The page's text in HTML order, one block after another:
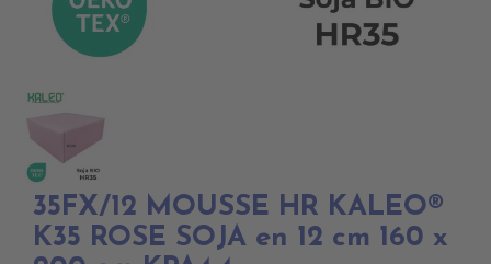
35FX/12 MOUSSE HR KALEO®
K35 ROSE SOJA en 12 cm 160 x